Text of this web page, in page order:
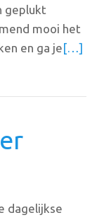
geplukt
mooi het
en ga je[…]
dagelijkse